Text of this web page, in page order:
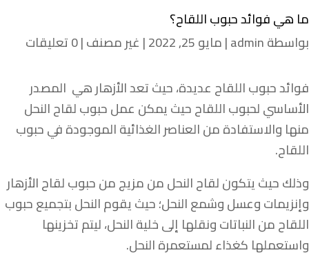
ما هي فوائد حبوب اللقاح؟
بواسطةadmin
|مايو 25, 2022 | غير مصنف|0 تعليقات
فوائد حبوب اللقاح عديدة، حيث تعد الأزهار هي المصدر
الأساسي لحبوب اللقاح حيث يمكن عمل حبوب لقاح النحل
منها والاستفادة من العناصر الغذائية الموجودة في حبوب
اللقاح.
وذلك حيث يتكون لقاح النحل من مزيج من حبوب لقاح الأزهار
وإنزيمات وعسل وشمع النحل؛ حيث يقوم النحل بتجميع حبوب
اللقاح من النباتات ونقلها إلى خلية النحل، ليتم تخزينها
واستعملها كغذاء لمستعمرة النحل.